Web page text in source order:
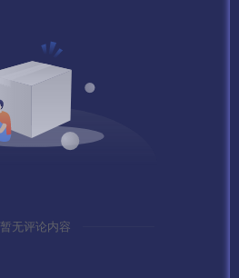
删除，我们将及时处理！
暂无评论内容